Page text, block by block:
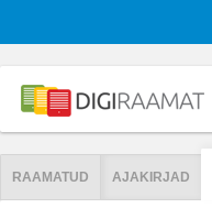
RAAMATUD AJAKIRJAD